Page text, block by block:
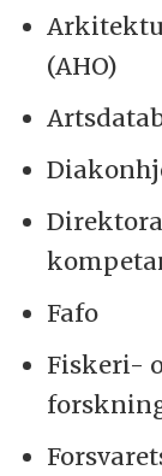
(AHO)
Fafo
Fiskeri-